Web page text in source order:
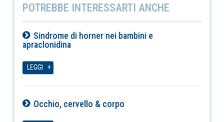
POTREBBE INTERESSARTI ANCHE
Sindrome di horner nei bambini e
apraclonidina
LEGGI
Occhio, cervello & corpo